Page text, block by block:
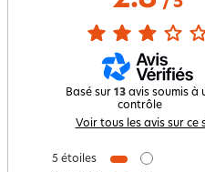
Basé sur 13 avis soumis à
contrôle
Voir tous les avis sur ce
5 étoiles